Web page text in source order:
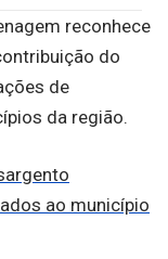
reconhece
do
de
da região.